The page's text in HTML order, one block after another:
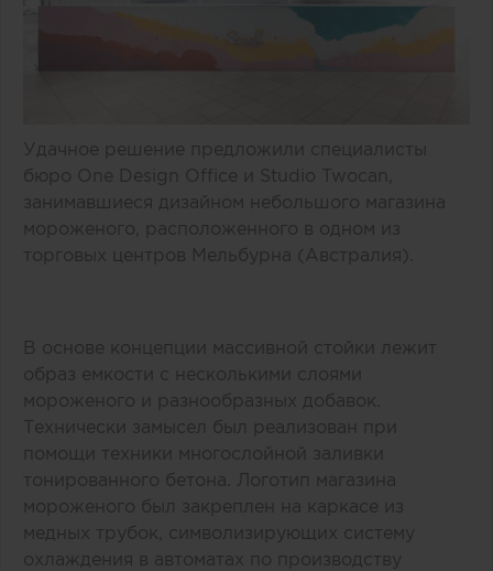
Удачное решение предложили специалисты
бюро One Design Office и Studio Twocan,
занимавшиеся дизайном небольшого магазина
мороженого, расположенного в одном из
торговых центров Мельбурна (Австралия).
В основе концепции массивной стойки лежит
образ емкости с несколькими слоями
мороженого и разнообразных добавок.
Технически замысел был реализован при
помощи техники многослойной заливки
тонированного бетона. Логотип магазина
мороженого был закреплен на каркасе из
медных трубок, символизирующих систему
охлаждения в автоматах по производству